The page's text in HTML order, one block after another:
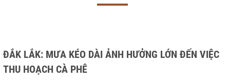
ĐẮK LẮK: MƯA KÉO DÀI ẢNH HƯỞNG LỚN ĐẾN VIỆC
THU HOẠCH CÀ PHÊ